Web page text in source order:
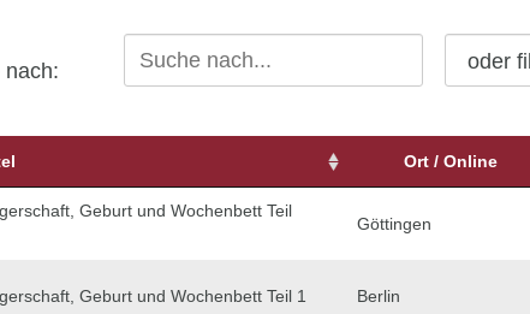
nach:
oder
Ort / Online
Geburt und Wochenbett Teil
Göttingen
Geburt und Wochenbett Teil 1 Berlin